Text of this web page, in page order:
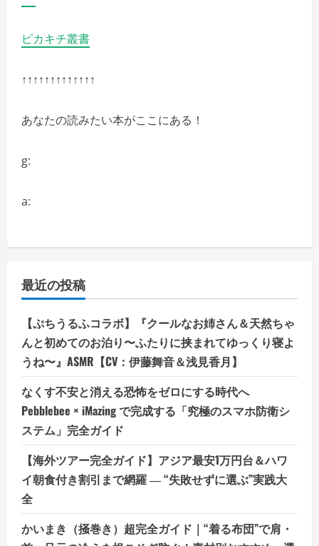
ピカキチ叢書
↑↑↑↑↑↑↑↑↑↑↑↑↑
あなたの読みたい本がここにある！
g:
a:
最近の投稿
【ぷちうるふコラボ】『クールなお姉さん＆天然ちゃ
んと初めてのお泊り〜ふたりに挟まれてゆっくり寝よ
うね〜』ASMR【CV：伊藤舞音＆浅見香月】
なくす不安と消える恐怖をゼロにする時代へ
Pebblebee × iMazing で完成する「究極のスマホ防衛シ
ステム」完全ガイド
【海外ツアー完全ガイド】アジア最安1万円台＆ハワ
イ朝食付き割引まで網羅 ― “失敗せずに選ぶ”実践大
全
かいまき（掻巻き）超完全ガイド｜“着る布団”で肩・